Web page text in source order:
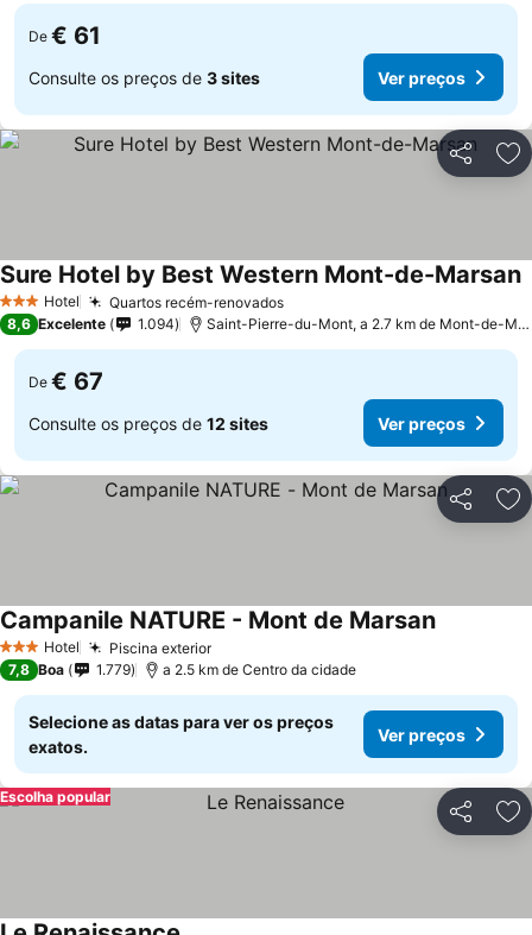
De € 61
Consulte os preços de 3 sites Ver preços
Partilhar
3 EstrelasHotel Quartos recém-renovadosVer preços
Sure Hotel by Best Western Mont-de-Marsan
8,6 Excelente 1.094 Saint-Pierre-du-Mont, a 2.7 km de Mont-de-
De € 67
Consulte os preços de 12 sites Ver preços
Partilhar
3 EstrelasHotel Piscina exteriorVer preços
Campanile NATURE - Mont de MarsanVer preços
7,8 Boa 1.779 a 2.5 km de Centro da cidade
Selecione as datas para ver os preços
exatos.
Ver preços
Partilhar
Escolha popular